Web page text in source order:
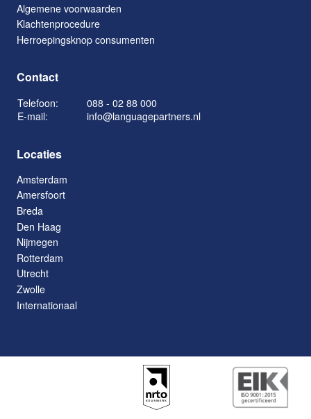
Algemene voorwaarden
Klachtenprocedure
Herroepingsknop consumenten
Contact
Telefoon:
088 - 02 88 000
E-mail:
info@languagepartners.nl
Locaties
Amsterdam
Amersfoort
Breda
Den Haag
Nijmegen
Rotterdam
Utrecht
Zwolle
Internationaal